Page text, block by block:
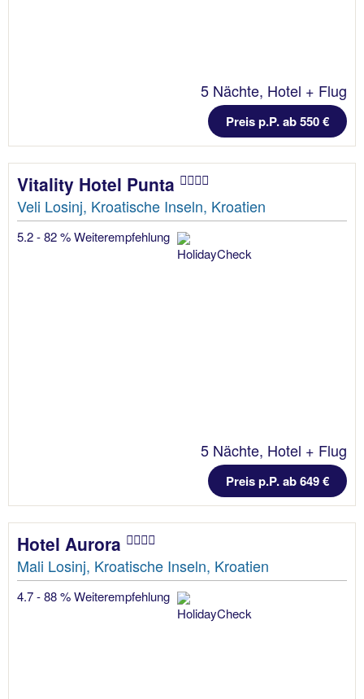
5 Nächte, Hotel + Flug
Preis p.P. ab 550 €
Vitality Hotel Punta
Veli Losinj, Kroatische Inseln, Kroatien
5.2 - 82 % Weiterempfehlung
5 Nächte, Hotel + Flug
Preis p.P. ab 649 €
Hotel Aurora
Mali Losinj, Kroatische Inseln, Kroatien
4.7 - 88 % Weiterempfehlung